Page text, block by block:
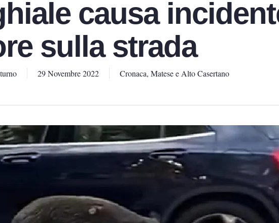
causa
sulla strada
29 Novembre 2022 Cronaca, Matese e Alto Casertano